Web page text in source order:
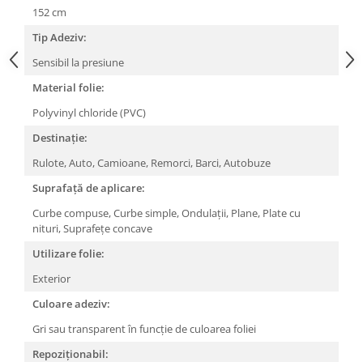
152 cm
Tip Adeziv:
Sensibil la presiune
Material folie:
Polyvinyl chloride (PVC)
Destinație:
Rulote,Auto,Camioane, Remorci, Barci,Autobuze
Suprafață de aplicare:
Curbe compuse,Curbe simple,Ondulații, Plane, Plate cu
nituri,Suprafețe concave
Utilizare folie:
Exterior
Culoare adeziv:
Gri sau transparent în funcție de culoarea foliei
Repoziționabil: